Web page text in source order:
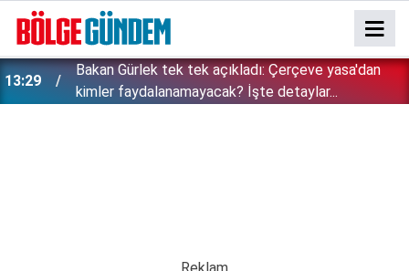
13:29
Bakan Gürlek tek tek açıkladı: Çerçeve yasa'dan
kimler faydalanamayacak? İşte detaylar...